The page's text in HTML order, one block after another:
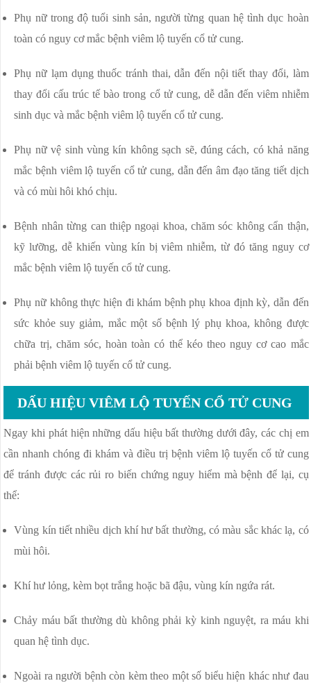
Phụ nữ trong độ tuổi sinh sản, người từng quan hệ tình dục hoàn
toàn có nguy cơ mắc bệnh viêm lộ tuyến cổ tử cung.
Phụ nữ lạm dụng thuốc tránh thai, dẫn đến nội tiết thay đổi, làm
thay đổi cấu trúc tế bào trong cổ tử cung, dễ dẫn đến viêm nhiễm
sinh dục và mắc bệnh viêm lộ tuyến cổ tử cung.
Phụ nữ vệ sinh vùng kín không sạch sẽ, đúng cách, có khả năng
mắc bệnh viêm lộ tuyến cổ tử cung, dẫn đến âm đạo tăng tiết dịch
và có mùi hôi khó chịu.
Bệnh nhân từng can thiệp ngoại khoa, chăm sóc không cẩn thận,
kỹ lưỡng, dễ khiến vùng kín bị viêm nhiễm, từ đó tăng nguy cơ
mắc bệnh viêm lộ tuyến cổ tử cung.
Phụ nữ không thực hiện đi khám bệnh phụ khoa định kỳ, dẫn đến
sức khỏe suy giảm, mắc một số bệnh lý phụ khoa, không được
chữa trị, chăm sóc, hoàn toàn có thể kéo theo nguy cơ cao mắc
phải bệnh viêm lộ tuyến cổ tử cung.
DẤU HIỆU VIÊM LỘ TUYẾN CỔ TỬ CUNG
Ngay khi phát hiện những dấu hiệu bất thường dưới đây, các chị em
cần nhanh chóng đi khám và điều trị bệnh viêm lộ tuyến cổ tử cung
để tránh được các rủi ro biến chứng nguy hiểm mà bệnh để lại, cụ
thể:
Vùng kín tiết nhiều dịch khí hư bất thường, có màu sắc khác lạ, có
mùi hôi.
Khí hư lỏng, kèm bọt trắng hoặc bã đậu, vùng kín ngứa rát.
Chảy máu bất thường dù không phải kỳ kinh nguyệt, ra máu khi
quan hệ tình dục.
Ngoài ra người bệnh còn kèm theo một số biểu hiện khác như đau